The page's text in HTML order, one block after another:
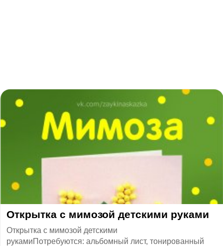
​Открытка с мимозой детскими руками
Открытка с мимозой детскими
рукамиПотребуются: альбомный лист, тонированный